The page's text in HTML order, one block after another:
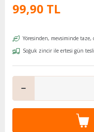
99,90 TL
Yöresinden, mevsiminde
Soğuk zincir ile ertesi gün